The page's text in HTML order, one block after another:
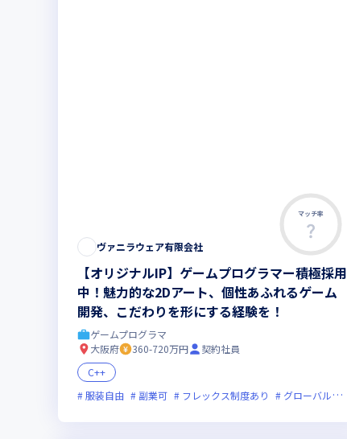
マッチ率
ヴァニラウェア有限会社
【オリジナルIP】ゲームプログラマー積極採用
中！魅力的な2Dアート、個性あふれるゲーム
開発、こだわりを形にする経験を！
ゲームプログラマ
大阪府
360-720万円
契約社員
C++
服装自由
副業可 フレックス制度あり グローバル展開